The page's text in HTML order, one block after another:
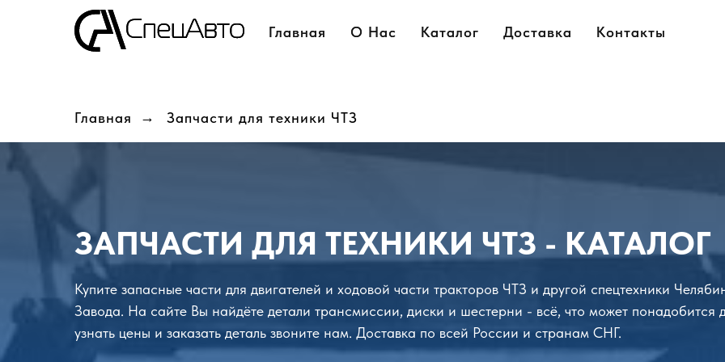
Главная О Нас Каталог Доставка Контакты
Главная → Запчасти для техники ЧТЗ
ЗАПЧАСТИ ДЛЯ ТЕХНИКИ ЧТЗ - КАТАЛОГ
Купите запасные части для двигателей и ходовой части тракторов ЧТЗ и другой спецтехники
Завода. На сайте Вы найдёте детали трансмиссии, диски и шестерни - всё, что может понадобится
узнать цены и заказать деталь звоните нам. Доставка по всей России и странам СНГ.
Главная О Нас Каталог Доставка Контакты